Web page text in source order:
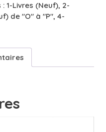
: 1-Livres (Neuf), 2-
de "O" à "P", 4-